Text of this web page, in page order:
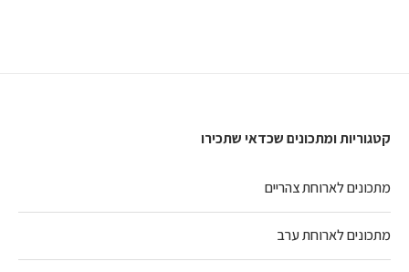
קטגוריות ומתכונים שכדאי שתכירו
מתכונים לארוחת צהריים
מתכונים לארוחת ערב